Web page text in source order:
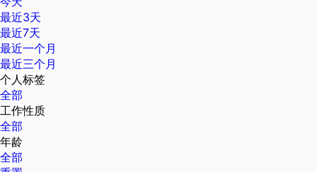
最近3天
最近7天
最近一个月
最近三个月
个人标签
全部
工作性质
全部
年龄
全部